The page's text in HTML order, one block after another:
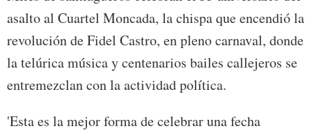
asalto al Cuartel Moncada, la chispa que encendió la
revolución de Fidel Castro, en pleno carnaval, donde
la telúrica música y centenarios bailes callejeros se
entremezclan con la actividad política.
'Esta es la mejor forma de celebrar una fecha